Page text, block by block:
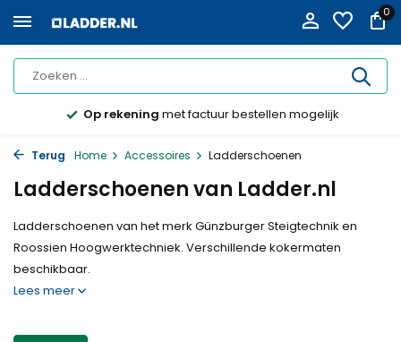
0
Op rekening met factuur bestellen mogelijk
Terug Home Accessoires Ladderschoenen
Ladderschoenen van Ladder.nl
Ladderschoenen van het merk Günzburger Steigtechnik en
Roossien Hoogwerktechniek. Verschillende kokermaten
beschikbaar.
Lees meer